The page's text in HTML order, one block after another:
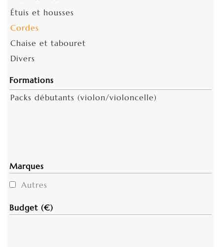
Étuis et housses
Cordes
Chaise et tabouret
Divers
Formations
Packs débutants (violon/violoncelle)
Marques
Autres
Budget (€)